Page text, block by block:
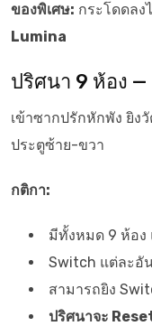
ของพิเศษ: กระโดดลง
Lumina
ปริศนา 9 ห้อง —
เข้าซากปรักหักพัง ยิง
ประตูซ้าย-ขวา
กติกา:
มีทั้งหมด 9 ห้อง
Switch แต่ละอั
สามารถยิง
ปริศนาจะ